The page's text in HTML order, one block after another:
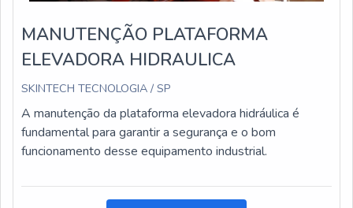
MANUTENÇÃO PLATAFORMA
ELEVADORA HIDRAULICA
SKINTECH TECNOLOGIA / SP
A manutenção da plataforma elevadora hidráulica é
fundamental para garantir a segurança e o bom
funcionamento desse equipamento industrial.